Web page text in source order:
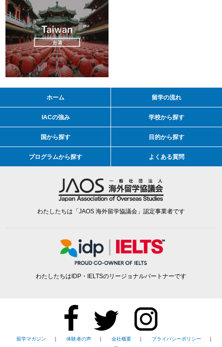
ホーム 留学の流れ
IACの強み 学校から探す
国から探す 目的から探す
プログラムから探す よくある質問
わたしたちは「JAOS 海外留学協議会」認定事業者です
わたしたちはIDP・IELTSのリージョナルパートナーです
留学マガジン ｜ 体験者の声 ｜ 会社概要 ｜ プライバシーポリシー
｜